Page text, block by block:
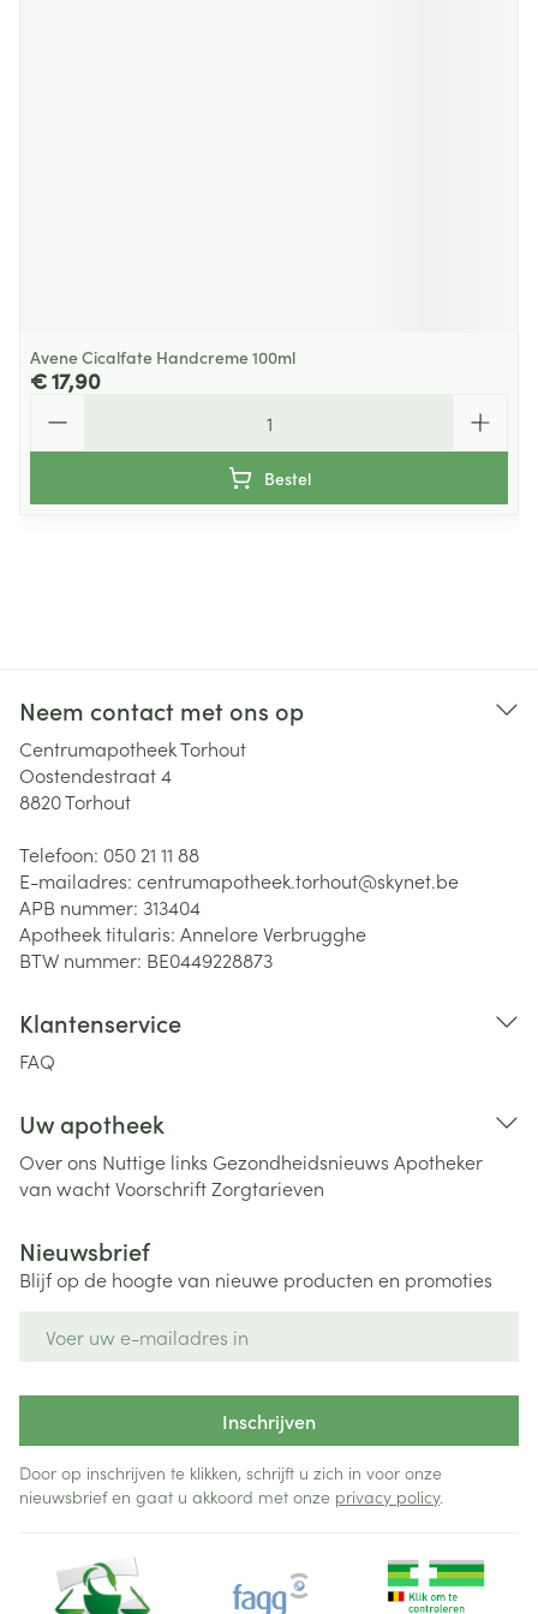
Avene Cicalfate Handcreme 100ml
€ 17,90
Bestel
Neem contact met ons op
Centrumapotheek Torhout
Oostendestraat 4
8820Torhout
Telefoon: 050 21 11 88
E-mailadres: centrumapotheek.torhout@skynet.be
APB nummer: 313404
Apotheek titularis: Annelore Verbrugghe
BTW nummer: BE0449228873
Klantenservice
FAQ
Uw apotheek
Over ons Nuttige links Gezondheidsnieuws Apotheker
van wachtVoorschriftZorgtarieven
Nieuwsbrief
Blijf op de hoogte van nieuwe producten en promoties
Inschrijven
Door op inschrijven te klikken, schrijft u zich in voor onze
nieuwsbrief en gaat u akkoord met onze privacy policy.